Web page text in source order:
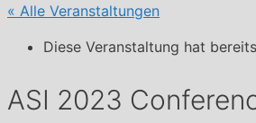
« Alle Veranstaltungen
Diese Veranstaltung hat
ASI 2023